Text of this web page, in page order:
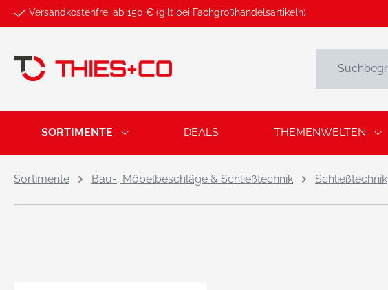
Zur Hauptnavigation springen
Versandkostenfrei ab 150 € (gilt bei Fachgroßhandelsartikeln)
SORTIMENTE DEALS THEMENWELTEN
Sortimente Bau-, Möbelbeschläge & Schließtechnik Schließtechnik